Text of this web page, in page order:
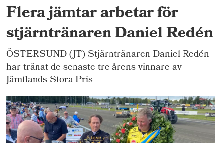
Flera jämtar arbetar för
stjärntränaren Daniel Redén
ÖSTERSUND (JT) Stjärntränaren Daniel Redén
har tränat de senaste tre årens vinnare av
Jämtlands Stora Pris